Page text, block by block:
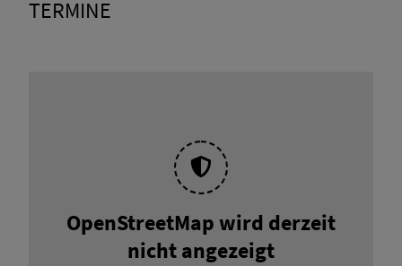
TERMINE
OpenStreetMap wird derzeit
nicht angezeigt